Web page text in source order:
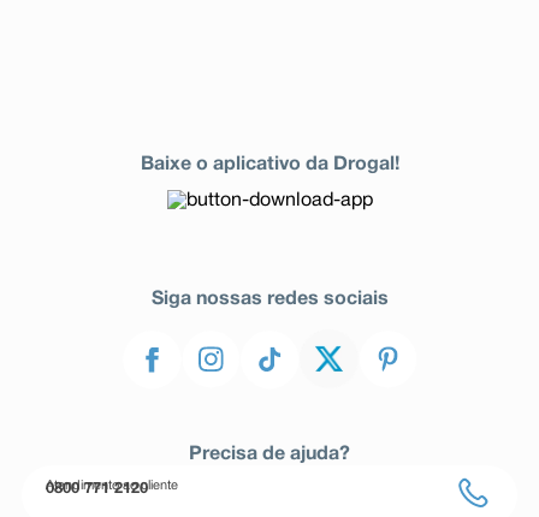
Baixe o aplicativo da Drogal!
Siga nossas redes sociais
Precisa de ajuda?
Atendimento ao cliente
0800 771 2120